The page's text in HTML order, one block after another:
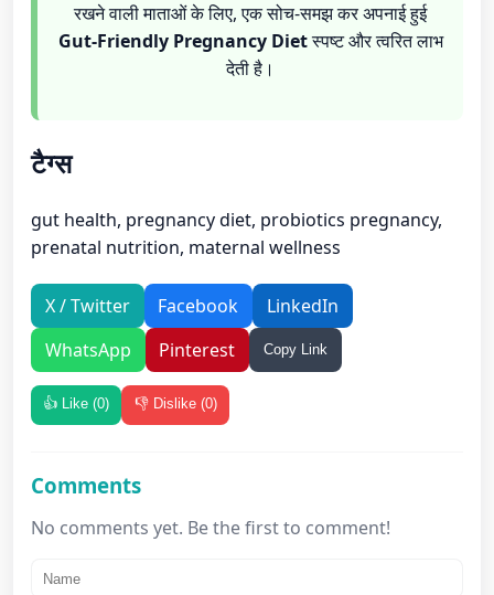
रखने वाली माताओं के लिए, एक सोच-समझ कर अपनाई हुई
Gut-Friendly Pregnancy Dietस्पष्ट और त्वरित लाभ
देती है।
टैग्स
gut health, pregnancy diet, probiotics pregnancy,
prenatal nutrition, maternal wellness
X / Twitter Facebook
LinkedIn
WhatsApp
Pinterest Copy Link
👍 Like (0) 👎 Dislike (0)
Comments
No comments yet. Be the first to comment!